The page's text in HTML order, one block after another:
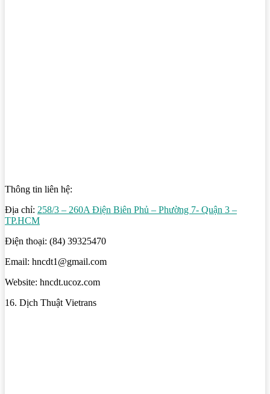
Thông tin liên hệ:
Địa chỉ: 258/3 – 260A Điện Biên Phủ – Phường 7- Quận 3 –
TP.HCM
Điện thoại: (84) 39325470
Email: hncdt1@gmail.com
Website: hncdt.ucoz.com
16. Dịch Thuật Vietrans